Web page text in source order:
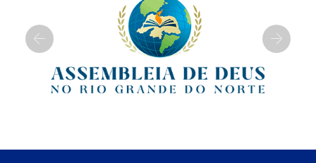
Previous Next